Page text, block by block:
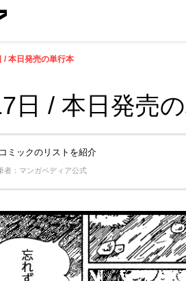
/ 本日発売の単行本
日 / 本日発売
ミックのリストを紹介
：マンガペディア公式